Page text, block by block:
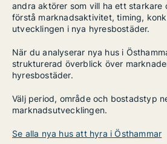
andra aktörer som vill ha ett
förstå marknadsaktivitet, timing,
utvecklingen i nya hyresbostäder.
När du analyserar nya hus i
strukturerad överblick över
hyresbostäder.
Välj period, område och bostadstyp
marknadsutvecklingen.
Se alla nya hus att hyra i Östhammar